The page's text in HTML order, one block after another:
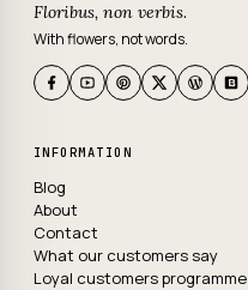
Floribus, non verbis.
With flowers, not words.
INFORMATION
Blog
About
Contact
What our customers say
Loyal customers programme